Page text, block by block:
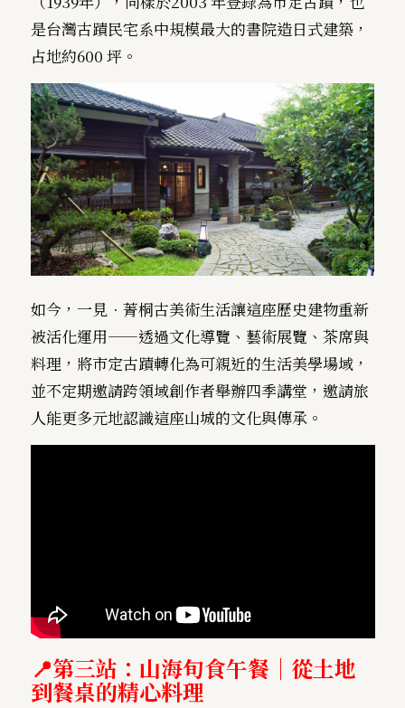
是台灣古蹟民宅系中規模最大的書院造日式建築，
占地約600 坪。
如今，一見．菁桐古美術生活讓這座歷史建物重新
被活化運用——透過文化導覽、藝術展覽、茶席與
料理，將市定古蹟轉化為可親近的生活美學場域，
並不定期邀請跨領域創作者舉辦四季講堂，邀請旅
人能更多元地認識這座山城的文化與傳承。
📍第三站：山海旬食午餐｜從土地
到餐桌的精心料理